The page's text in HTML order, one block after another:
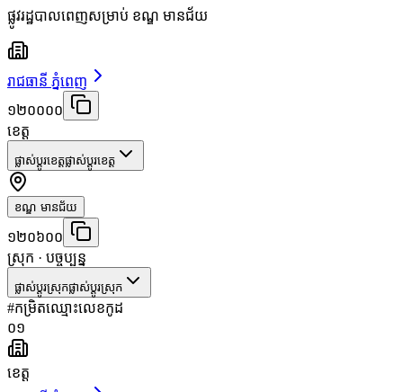
ផ្លូវរដ្ឋបាលពេញសម្រាប់ ខណ្ឌ មានជ័យ
រាជធានី ភ្នំពេញ
១២០០០០
ខេត្ត
ផ្លាស់ប្តូរខេត្តផ្លាស់ប្តូរខេត្ត
ខណ្ឌ មានជ័យ
១២០៦០០
ស្រុក · បច្ចុប្បន្ន
ផ្លាស់ប្តូរស្រុកផ្លាស់ប្តូរស្រុក
#កម្រិតឈ្មោះលេខកូដ
០១
ខេត្ត